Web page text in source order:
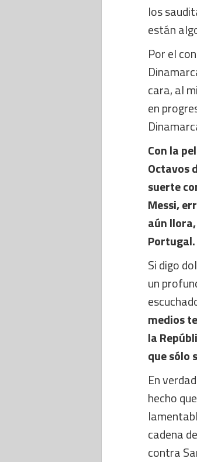
los
están
Por el
cara, al
en
Con la
Octavos
suerte
Messi,
aún
Portugal.
Si digo
un
medios
la
que sólo
En
hecho
cadena
contra